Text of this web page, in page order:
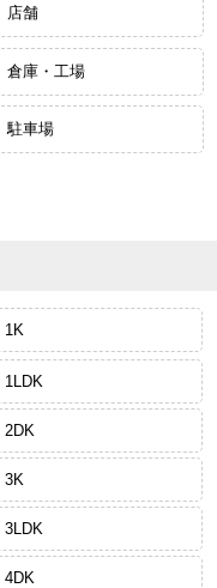
店舗
倉庫・工場
駐車場
1K
1LDK
2DK
3K
3LDK
4DK